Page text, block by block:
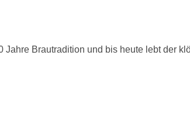
Brautradition und bis heute lebt der